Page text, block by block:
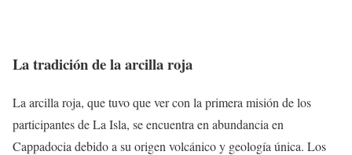
La tradición de la arcilla roja
La arcilla roja, que tuvo que ver con la primera misión de los
participantes de La Isla, se encuentra en abundancia en
Cappadocia debido a su origen volcánico y geología única. Los